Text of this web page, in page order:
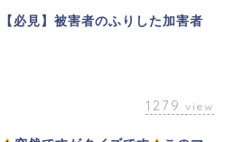
【必見】被害者のふりした加害者
1279 view